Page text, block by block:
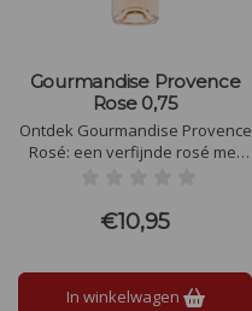
Gourmandise Provence
Rose 0,75
Ontdek Gourmandise Provence
Rosé: een verfijnde rosé met
of bij gegrilde garnalen en
frisse salades. Laat je
€10,95
In winkelwagen